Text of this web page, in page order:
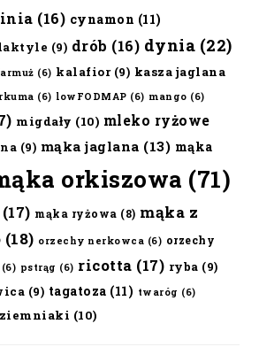
(16) cynamon (11)
(9) drób (16) dynia (22)
(6) kalafior(9) kasza jaglana
(6) lowFODMAP (6) mango (6)
migdały (10) mleko ryżowe
(9) mąka jaglana (13) mąka
orkiszowa (71)
(17) mąka ryżowa (8) mąka z
(18) orzechy nerkowca (6) orzechy
(6) pstrąg (6) ricotta (17) ryba (9)
(9) tagatoza (11) twaróg (6)
ziemniaki (10)